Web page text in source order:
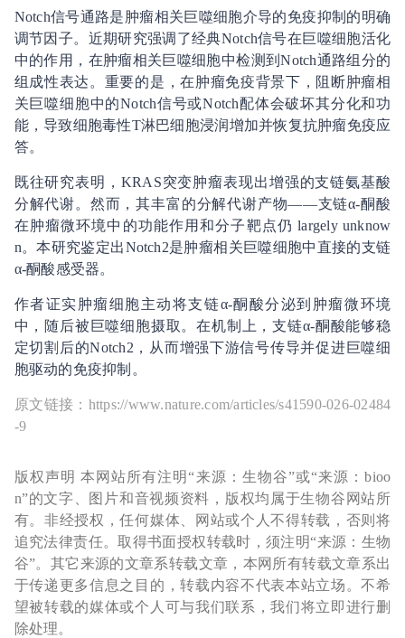
Notch信号通路是肿瘤相关巨噬细胞介导的免疫抑制的明确
调节因子。近期研究强调了经典Notch信号在巨噬细胞活化
中的作用，在肿瘤相关巨噬细胞中检测到Notch通路组分的
组成性表达。重要的是，在肿瘤免疫背景下，阻断肿瘤相
关巨噬细胞中的Notch信号或Notch配体会破坏其分化和功
能，导致细胞毒性T淋巴细胞浸润增加并恢复抗肿瘤免疫应
答。
既往研究表明，KRAS突变肿瘤表现出增强的支链氨基酸
分解代谢。然而，其丰富的分解代谢产物——支链α-酮酸
在肿瘤微环境中的功能作用和分子靶点仍 largely unknow
n。本研究鉴定出Notch2是肿瘤相关巨噬细胞中直接的支链
α-酮酸感受器。
作者证实肿瘤细胞主动将支链α-酮酸分泌到肿瘤微环境
中，随后被巨噬细胞摄取。在机制上，支链α-酮酸能够稳
定切割后的Notch2，从而增强下游信号传导并促进巨噬细
胞驱动的免疫抑制。
原文链接：https://www.nature.com/articles/s41590-026-02484
-9
版权声明 本网站所有注明“来源：生物谷”或“来源：bioo
n”的文字、图片和音视频资料，版权均属于生物谷网站所
有。非经授权，任何媒体、网站或个人不得转载，否则将
追究法律责任。取得书面授权转载时，须注明“来源：生物
谷”。其它来源的文章系转载文章，本网所有转载文章系出
于传递更多信息之目的，转载内容不代表本站立场。不希
望被转载的媒体或个人可与我们联系，我们将立即进行删
除处理。